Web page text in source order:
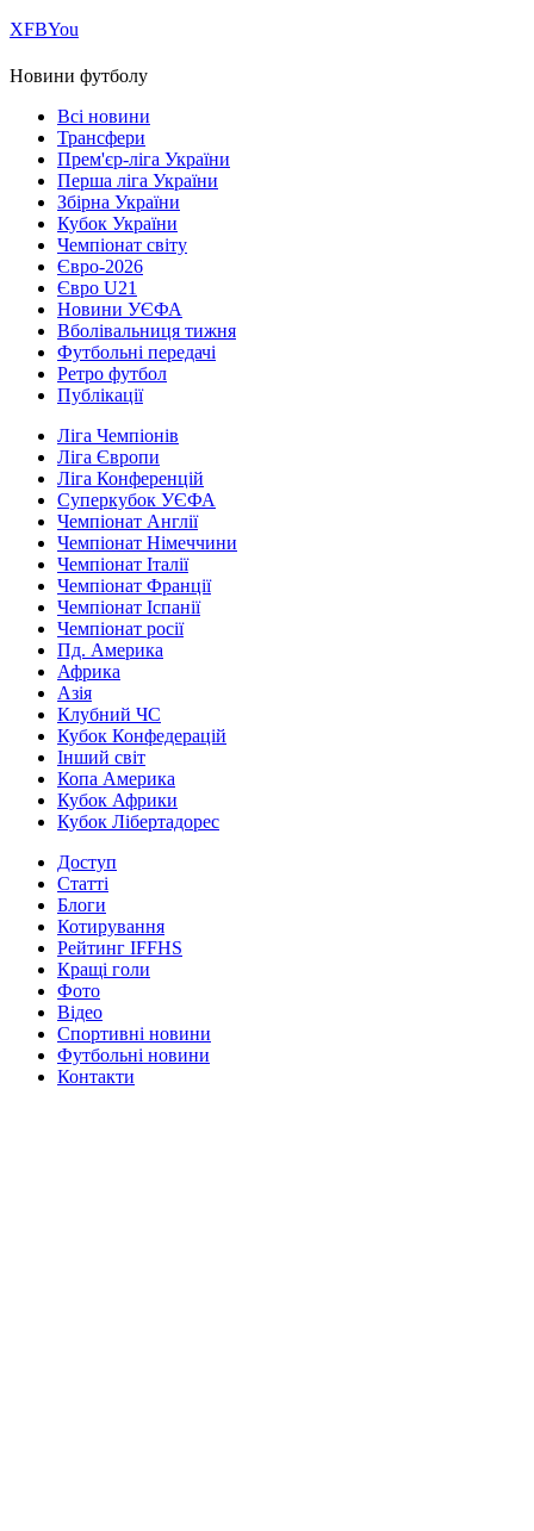
ХFBYou
Новини футболу
Всі новини
Трансфери
Прем'єр-ліга України
Перша ліга України
Збірна України
Кубок України
Чемпіонат світу
Євро-2026
Євро U21
Новини УЄФА
Вболівальниця тижня
Футбольні передачі
Ретро футбол
Публікації
Ліга Чемпіонів
Ліга Європи
Ліга Конференцій
Суперкубок УЄФА
Чемпіонат Англії
Чемпіонат Німеччини
Чемпіонат Італії
Чемпіонат Франції
Чемпіонат Іспанії
Чемпіонат росії
Пд. Америка
Африка
Азія
Клубний ЧС
Кубок Конфедерацій
Інший світ
Копа Америка
Кубок Африки
Кубок Лібертадорес
Доступ
Статті
Блоги
Котирування
Рейтинг IFFHS
Кращі голи
Фото
Відео
Спортивні новини
Футбольні новини
Контакти